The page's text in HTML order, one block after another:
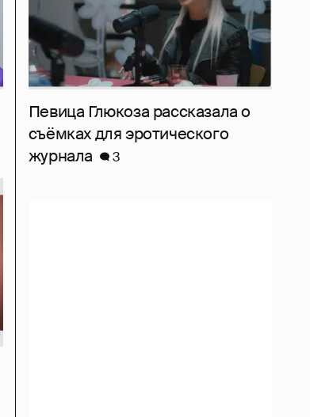
Певица Глюкоза рассказала о
съёмках для эротического
журнала
3